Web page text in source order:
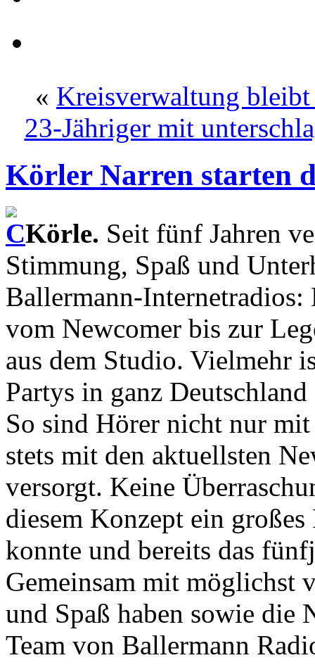
« Kreisverwaltung bleibt
23-Jähriger mit
Körler Narren starten
Körle. Seit fünf Jahren
Stimmung, Spaß und
Ballermann-Internetradios:
vom Newcomer bis zur
aus dem Studio. Vielmehr
Partys in ganz
So sind Hörer nicht nur
stets mit den aktuellsten
versorgt. Keine
diesem Konzept ein
konnte und bereits das
Gemeinsam mit möglichst
und Spaß haben sowie die
Team von Ballermann